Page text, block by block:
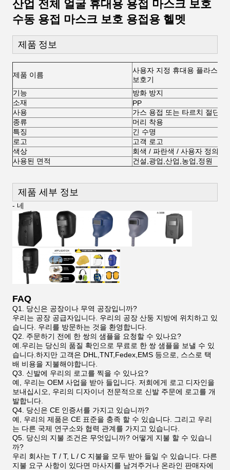
산업 전체 얼굴 휴대용 용접 마스크 보호
수동 용접 마스크 보호 용접용 헬멧
제품 정보
제품 이름
사용자 지정 휴대용 플라스틱
보호기
기능
방화 방지
소재
PP
사용
가스 용접 또는 타르치 절단
종류
머리 착용
특징
긴 수명
로고
고객 로고
색상
회색 / 파란색 / 사용자 정의 색
사용된 면적
건설,광업,산업,농업,정원
제품 세부 정보
- 네
FAQ
Q1. 당신은 공장이나 무역 공장입니까?
우리는 공장 공급자입니다. 우리의 공장 산둥 지방에 위치하고 있
습니다. 우리를 방문하는 것을 환영합니다.
Q2. 주문하기 전에 한 쌍의 샘플을 요청할 수 있나요?
예.우리는 당신의 품질 확인으로 무료로 한 쌍 샘플을 보낼 수 있
습니다.하지만 고객은 DHL,TNT,Fedex,EMS 등으로, 스스로 택
배 비용을 지불해야합니다.
Q3. 신발에 우리의 로고를 찍을 수 있나요?
예, 우리는 OEM 사업을 받아 들입니다. 저희에게 로고 디자인을
보내십시오, 우리의 디자이너 전문적으로 신발 주문에 로고를 개
발합니다.
Q4. 당신은 CE 인증서를 가지고 있습니까?
예, 우리의 제품은 CE 표준을 충족 할 수 있습니다. 그리고 우리
는 다른 국제 연구소와 협력 관계를 가지고 있습니다.
Q5. 당신의 지불 조건은 무엇입니까? 어떻게 지불 할 수 있습니
까?
우리 회사는 T / T, L / C 지불을 모두 받아 들일 수 있습니다. 다른
지불 요구 사항이 있다면 마사지를 남겨주거나 온라인 판매자에